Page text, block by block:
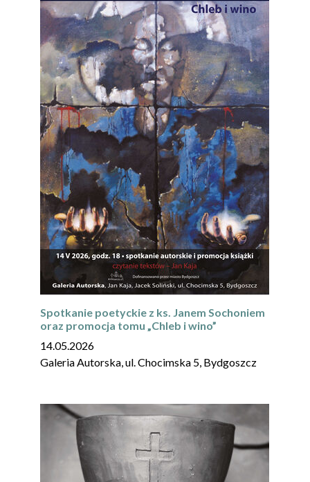
Spotkanie poetyckie z ks. Janem Sochoniem
oraz promocja tomu „Chleb i wino”
14.05.2026
Galeria Autorska, ul. Chocimska 5, Bydgoszcz